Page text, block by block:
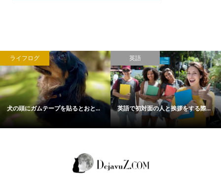
ライフログ
犬の頭にガムテープを貼るとおと...
英語
英語で初対面の人と挨拶をする際...